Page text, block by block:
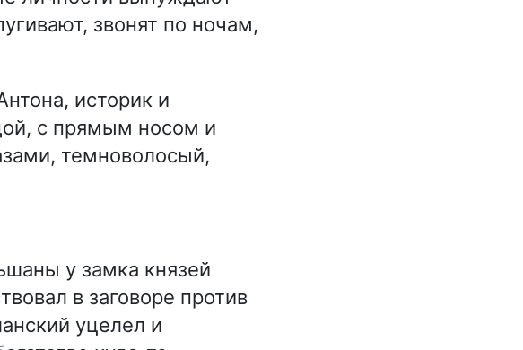
звонят по ночам,
историк и
с прямым носом и
темноволосый,
у замка князей
в заговоре против
уцелел и